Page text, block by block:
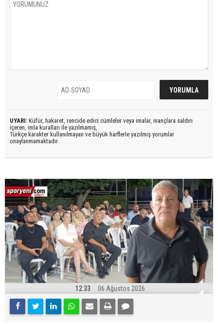
UYARI: Küfür, hakaret, rencide edici cümleler veya imalar, inançlara saldırı
içeren, imla kuralları ile yazılmamış,
Türkçe karakter kullanılmayan ve büyük harflerle yazılmış yorumlar
onaylanmamaktadır.
12:33 06 Ağustos 2026